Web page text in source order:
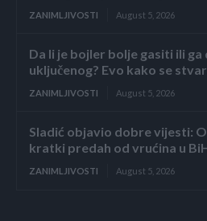
ZANIMLJIVOSTI August 5, 2026
Da li je bojler bolje gasiti ili
uključenog? Evo kako se
ZANIMLJIVOSTI August 5, 2026
Sladić objavio dobre vijesti:
kratki predah od vrućina u
ZANIMLJIVOSTI August 5, 2026